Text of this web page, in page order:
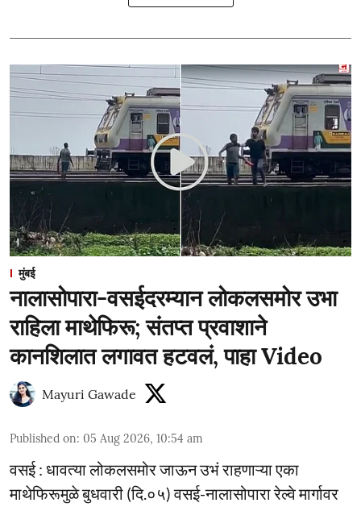
मुंबई
नालासोपारा-वसईदरम्यान लोकलसमोर उभा
राहिला माथेफिरू; संतप्त प्रवाशाने
कानशिलात लगावत हटवलं, पाहा Video
Mayuri Gawade
Published on: 05 Aug 2026, 10:54 am
वसई : धावत्या लोकलसमोर जाऊन उभं राहणाऱ्या एका
माथेफिरूमुळे बुधवारी (दि.०५) वसई-नालासोपारा रेल्वे मार्गावर